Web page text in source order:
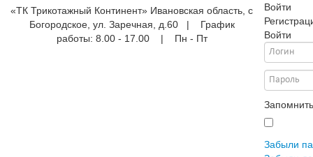
«ТК Трикотажный Континент» Ивановская область, с
Богородское, ул. Заречная, д.60 | График
работы: 8.00 - 17.00 | Пн - Пт
Войти
Войти
Забыли